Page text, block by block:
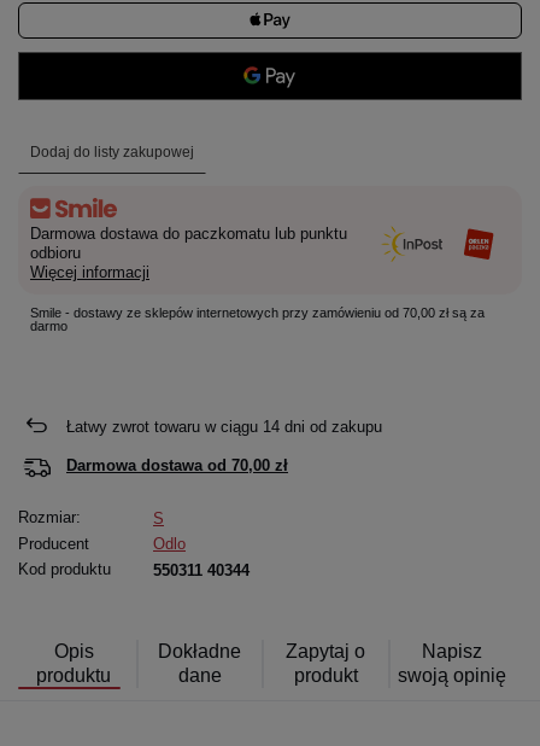
Dodaj do listy zakupowej
Darmowa dostawa do paczkomatu lub punktu
odbioru
Więcej informacji
Smile - dostawy ze sklepów internetowych przy zamówieniu od 70,00 zł są za
darmo
Łatwy zwrot towaru w ciągu 14 dni od zakupu
Darmowa dostawa od 70,00 zł
Rozmiar:
S
Producent
Odlo
Kod produktu
550311 40344
Opis
produktu
Dokładne
dane
Zapytaj o
produkt
Napisz
swoją opinię